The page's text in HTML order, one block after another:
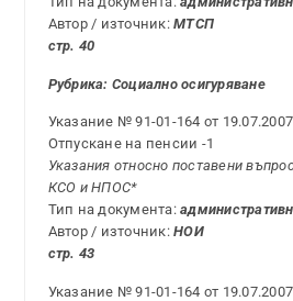
Автор / източник:МТСП
стр. 40
Рубрика: Социално осигуряване
Указание № 91-01-164 от
Отпускане на пенсии -1
Указания относно поставени
КСО и НПОС*
Тип на документа:
Автор / източник:НОИ
стр. 43
Указание № 91-01-164 от